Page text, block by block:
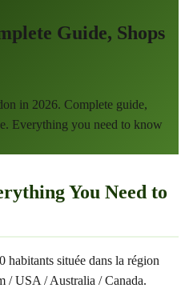
Guide, Shops
in 2026. Complete guide,
Everything you need to know
You Need to
située dans la région
/ USA / Australia / Canada.